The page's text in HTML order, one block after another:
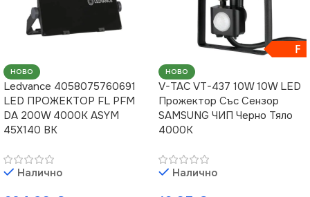
НОВО
Ledvance 4058075760691
LED ПРОЖЕКТОР FL PFM
DA 200W 4000K ASYM
45X140 BK
Налично
F
НОВО
V-TAC VT-437 10W 10W LED
Прожектор Със Сензор
SAMSUNG ЧИП Черно Тяло
4000К
Налично